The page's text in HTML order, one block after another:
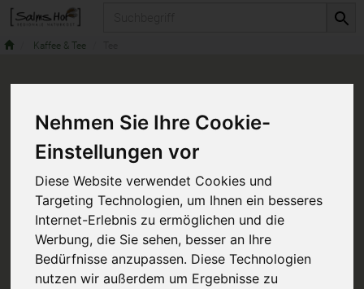
Nehmen Sie Ihre Cookie-
Einstellungen vor
Diese Website verwendet Cookies und
Targeting Technologien, um Ihnen ein besseres
Internet-Erlebnis zu ermöglichen und die
Werbung, die Sie sehen, besser an Ihre
Bedürfnisse anzupassen. Diese Technologien
nutzen wir außerdem um Ergebnisse zu
Kaffee & Tee